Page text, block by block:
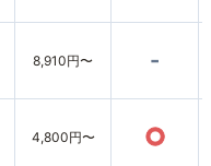
8,910円〜 -
4,800円〜 ○